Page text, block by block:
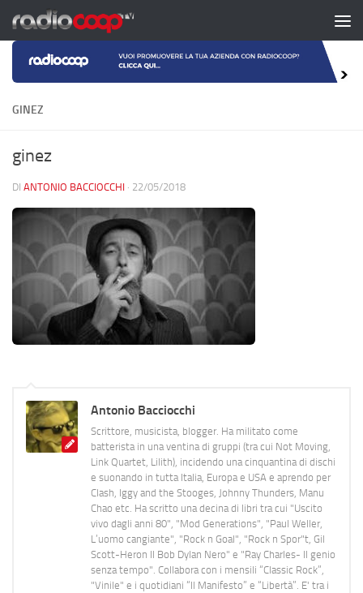
Salta al contenuto
GINEZ
ginez
DI ANTONIO BACCIOCCHI · 22/05/2018
Antonio Bacciocchi
Scrittore, musicista, blogger. Ha militato come
batterista in una ventina di gruppi (tra cui Not Moving,
Link Quartet, Lilith), incidendo una cinquantina di dischi
e suonando in tutta Italia, Europa e USA e aprendo per
Clash, Iggy and the Stooges, Johnny Thunders, Manu
Chao etc. Ha scritto una decina di libri tra cui "Uscito
vivo dagli anni 80", "Mod Generations", "Paul Weller,
L’uomo cangiante", "Rock n Goal", "Rock n Spor"t, Gil
Scott-Heron Il Bob Dylan Nero" e "Ray Charles- Il genio
senza tempo". Collabora con i mensili “Classic Rock”,
"Vinile" e i quotidiani “Il Manifesto” e “Libertà”. E' tra i